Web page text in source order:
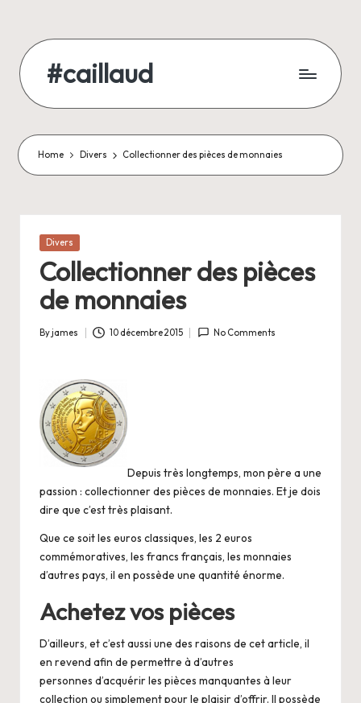
content
#caillaud
geek
/
développeur
père
de
famille
Home Divers Collectionner des pièces de monnaies
Posted
Divers
Collectionner des pièces
de monnaies
Posted
Byjames 10 décembre 2015 No Comments
Depuis très longtemps, mon père a une
passion : collectionner des pièces de monnaies. Et je dois
dire que c’est très plaisant.
Que ce soit les euros classiques, les 2 euros
commémoratives, les francs français, les monnaies
d’autres pays, il en possède une quantité énorme.
Achetez vos pièces
D’ailleurs, et c’est aussi une des raisons de cet article, il
en revend afin de permettre à d’autres
personnes d’acquérir les pièces manquantes à leur
collection ou simplement pour le plaisir d’offrir. Il possède